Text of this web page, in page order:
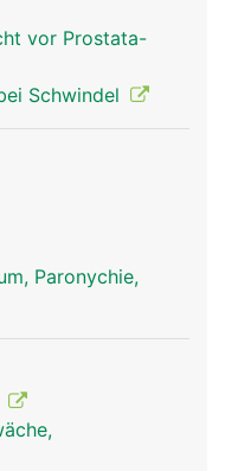
Greifen, Tasten
vor Prostata-
Schwindel
Paronychie,